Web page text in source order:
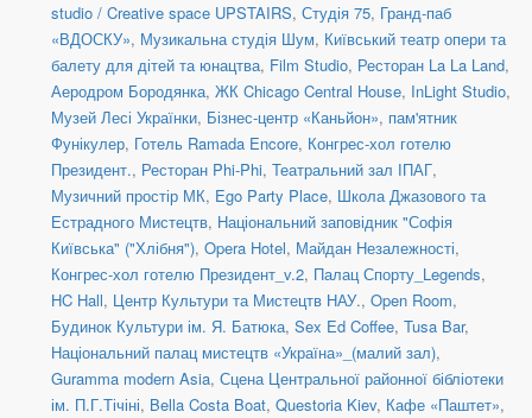
studio / Creative space UPSTAIRS, Студія 75, Гранд-паб
«ВДОСКУ», Музикальна студія Шум, Київський театр опери та
балету для дітей та юнацтва, Film Studio, Ресторан La La Land,
Аеродром Бородянка, ЖК Chicago Central House, InLight Studio,
Музей Лесі Українки, Бізнес-центр «Каньйон», пам'ятник
Фунікулер, Готель Ramada Encore, Конгрес-хол готелю
Президент., Ресторан Phi-Phi, Театральний зал ІПАГ,
Музичний простір МК, Ego Party Place, Школа Джазового та
Естрадного Мистецтв, Національний заповідник "Софія
Київська" ("Хлібня"), Opera Hotel, Майдан Незалежності,
Конгрес-хол готелю Президент_v.2, Палац Спорту_Legends,
HC Hall, Центр Культури та Мистецтв НАУ., Open Room,
Будинок Культури ім. Я. Батюка, Sex Ed Coffee, Tusa Bar,
Національний палац мистецтв «Україна»_(малий зал),
Guramma modern Asia, Сцена Центральної районної бібліотеки
ім. П.Г.Тічіні, Bella Costa Boat, Questoria Kiev, Кафе «Паштет»,